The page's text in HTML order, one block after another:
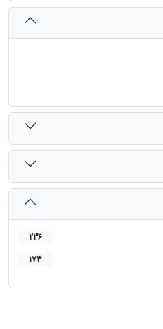
236
173